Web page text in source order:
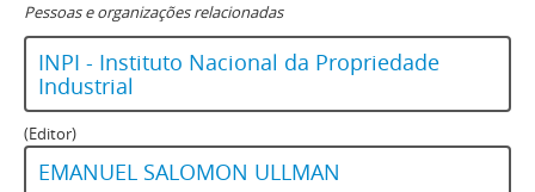
Pessoas e organizações relacionadas
INPI - Instituto Nacional da Propriedade
Industrial
(Editor)
EMANUEL SALOMON ULLMAN